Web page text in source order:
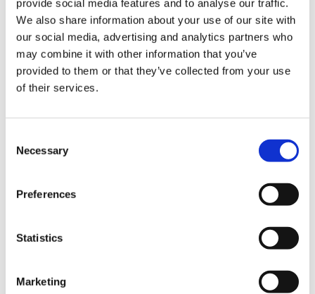
provide social media features and to analyse our traffic.
We also share information about your use of our site with
our social media, advertising and analytics partners who
may combine it with other information that you’ve
provided to them or that they’ve collected from your use
of their services.
Selection
Necessary
Preferences
Statistics
Marketing
tempo limitato. Un messaggio, per essere efficace,
inviato in maniera tempestiva
in occasione di un grande evento. In questo modo si
può ottenere una
percentuale di aperture e click
a quella che si potrebbe ottenere rispetto
carpe diem” è
però necessario uno strumento per la gestione delle
modo immediato le email.